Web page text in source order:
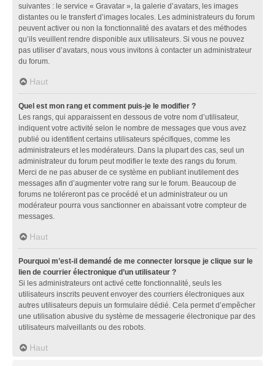
suivantes : le service « Gravatar », la galerie d’avatars, les images
distantes ou le transfert d’images locales. Les administrateurs du forum
peuvent activer ou non la fonctionnalité des avatars et des méthodes
qu’ils veuillent rendre disponible aux utilisateurs. Si vous ne pouvez
pas utiliser d’avatars, nous vous invitons à contacter un administrateur
du forum.
Haut
Quel est mon rang et comment puis-je le modifier ?
Les rangs, qui apparaissent en dessous de votre nom d’utilisateur,
indiquent votre activité selon le nombre de messages que vous avez
publié ou identifient certains utilisateurs spécifiques, comme les
administrateurs et les modérateurs. Dans la plupart des cas, seul un
administrateur du forum peut modifier le texte des rangs du forum.
Merci de ne pas abuser de ce système en publiant inutilement des
messages afin d’augmenter votre rang sur le forum. Beaucoup de
forums ne toléreront pas ce procédé et un administrateur ou un
modérateur pourra vous sanctionner en abaissant votre compteur de
messages.
Haut
Pourquoi m’est-il demandé de me connecter lorsque je clique sur le
lien de courrier électronique d’un utilisateur ?
Si les administrateurs ont activé cette fonctionnalité, seuls les
utilisateurs inscrits peuvent envoyer des courriers électroniques aux
autres utilisateurs depuis un formulaire dédié. Cela permet d’empêcher
une utilisation abusive du système de messagerie électronique par des
utilisateurs malveillants ou des robots.
Haut